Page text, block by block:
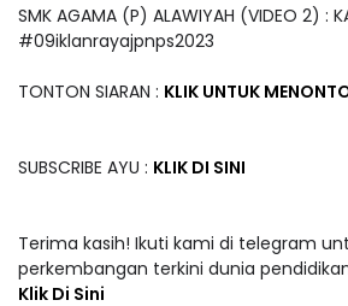
SMK AGAMA (P) ALAWIYAH (VIDEO 2) :
#09iklanrayajpnps2023
TONTON SIARAN : KLIK UNTUK
SUBSCRIBE AYU : KLIK DI SINI
Terima kasih! Ikuti kami di telegram
perkembangan terkini dunia
Klik Di Sini